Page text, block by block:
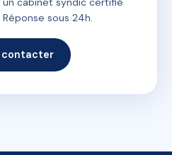
sous 24h.
contacter